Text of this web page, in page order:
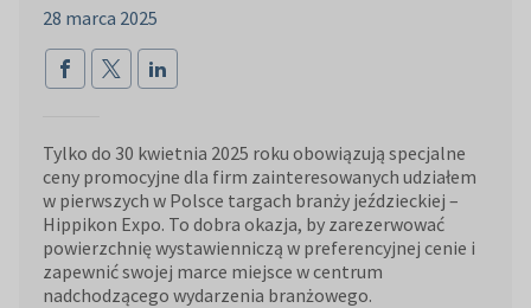
28 marca 2025
Tylko do 30 kwietnia 2025 roku obowiązują specjalne
ceny promocyjne dla firm zainteresowanych udziałem
w pierwszych w Polsce targach branży jeździeckiej –
Hippikon Expo. To dobra okazja, by zarezerwować
powierzchnię wystawienniczą w preferencyjnej cenie i
zapewnić swojej marce miejsce w centrum
nadchodzącego wydarzenia branżowego.